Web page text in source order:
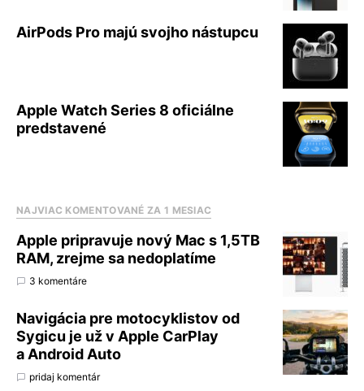
AirPods Pro majú svojho nástupcu
Apple Watch Series 8 oficiálne
predstavené
NAJVIAC KOMENTOVANÉ ZA 1 MESIAC
Apple pripravuje nový Mac s 1,5TB
RAM, zrejme sa nedoplatíme
3 komentáre
Navigácia pre motocyklistov od
Sygicu je už v Apple CarPlay
a Android Auto
pridaj komentár